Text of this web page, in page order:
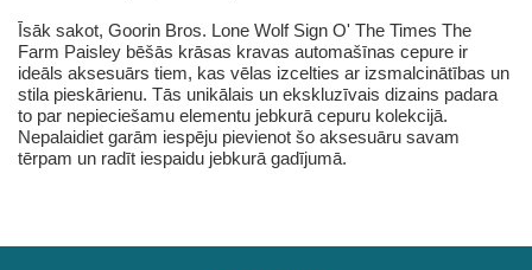
Īsāk sakot, Goorin Bros. Lone Wolf Sign O' The Times The
Farm Paisley bēšās krāsas kravas automašīnas cepure ir
ideāls aksesuārs tiem, kas vēlas izcelties ar izsmalcinātības un
stila pieskārienu. Tās unikālais un ekskluzīvais dizains padara
to par nepieciešamu elementu jebkurā cepuru kolekcijā.
Nepalaidiet garām iespēju pievienot šo aksesuāru savam
tērpam un radīt iespaidu jebkurā gadījumā.